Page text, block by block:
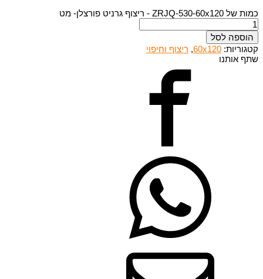
כמות של ZRJQ-530-60x120 - ריצוף גרניט פורצלן- מט
הוספה לסל
קטגוריות: 60x120
, ריצוף וחיפוי
שתף אותנו